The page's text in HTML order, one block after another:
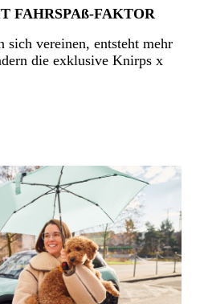
FAHRSPAß-FAKTOR
sich vereinen, entsteht mehr
die exklusive Knirps x